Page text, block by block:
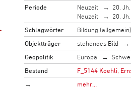
Periode
Neuzeit 20. Jh.
Neuzeit
20. Jh.
Schlagwörter
Bildung (allgemein)
Objektträger
stehendes Bild
Geopolitik
Europa
Bestand
F_5144 Koehli,
→
mehr…